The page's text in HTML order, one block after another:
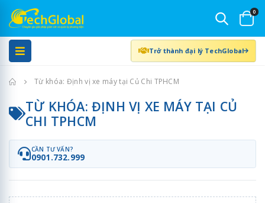
0
Trở thành đại lý TechGlobal
Trang chủTừ khóa: Định vị xe máy tại Củ Chi TPHCM
TỪ KHÓA: ĐỊNH VỊ XE MÁY TẠI CỦ
CHI TPHCM
CẦN TƯ VẤN?
0901.732.999